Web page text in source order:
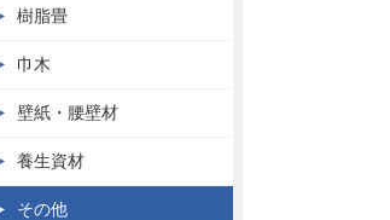
樹脂畳
巾木
壁紙・腰壁材
養生資材
その他